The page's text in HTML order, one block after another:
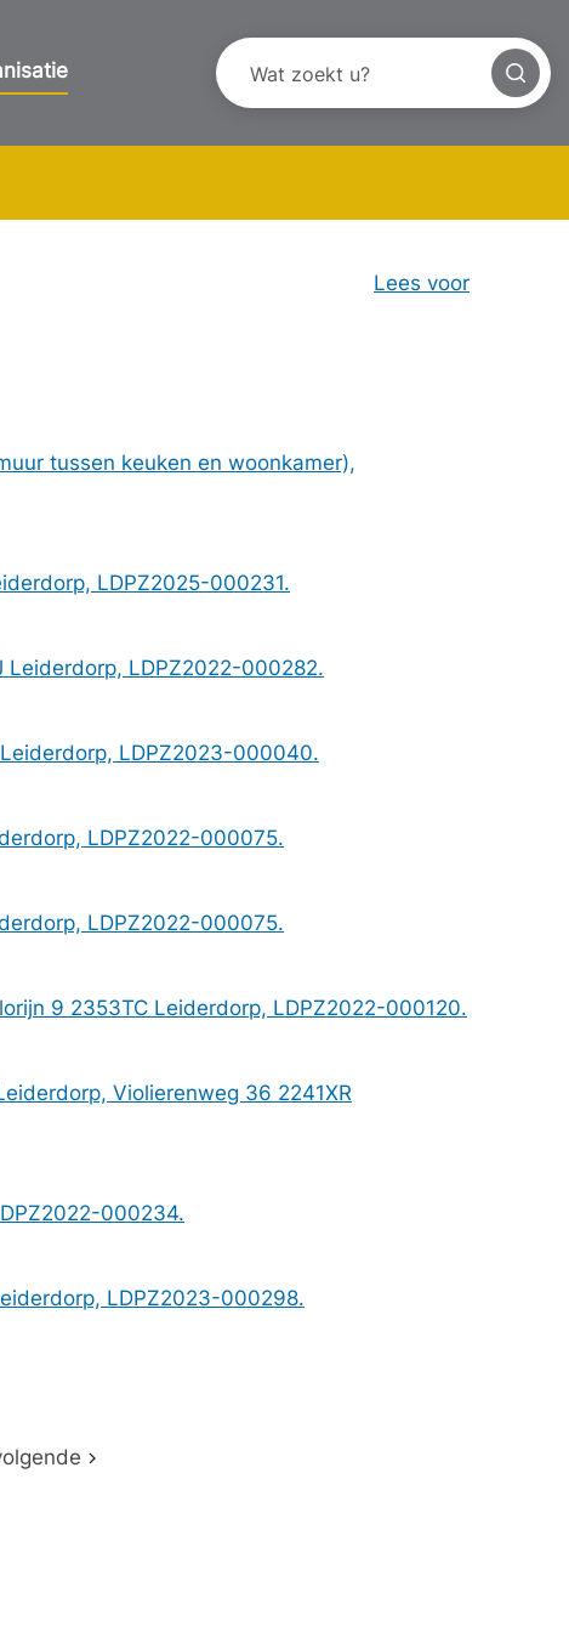
Lees voor
tussen keuken en woonkamer),
LDPZ2025-000231.
Leiderdorp, LDPZ2022-000282.
LDPZ2023-000040.
LDPZ2022-000075.
LDPZ2022-000075.
9 2353TC Leiderdorp, LDPZ2022-000120.
Violierenweg 36 2241XR
000234.
LDPZ2023-000298.